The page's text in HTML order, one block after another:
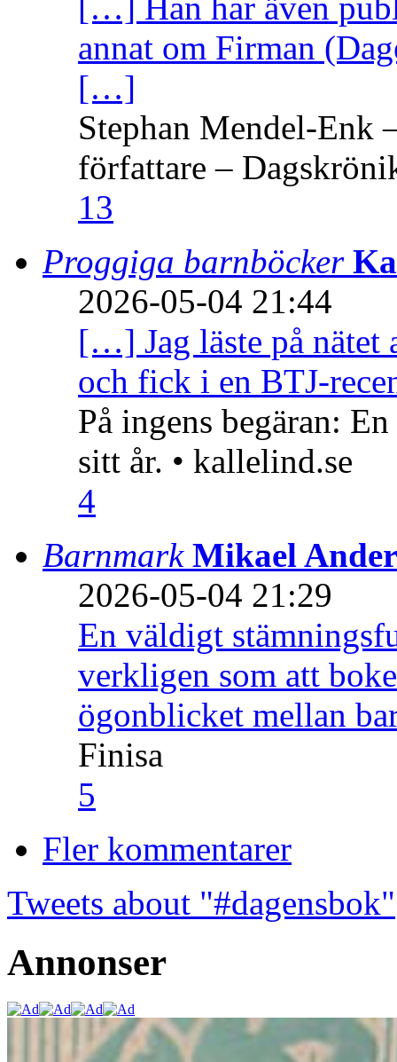
[…] Han har även
annat om Firman
[…]
Stephan Mendel-Enk
författare –
13
Proggiga barnböcker
2026-05-04 21:44
[…] Jag läste på nätet
och fick i en BTJ-
På ingens begäran:
sitt år. • kallelind.se
4
Barnmark Mikael
2026-05-04 21:29
En väldigt
verkligen som att
ögonblicket mellan
Finisa
5
Fler kommentarer
Tweets about "#dagensbok"
Annonser